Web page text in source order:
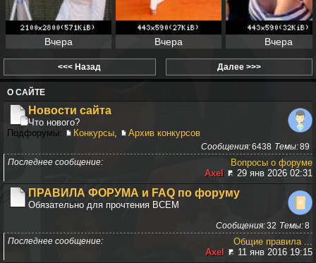
Вчера Вчера Вчера
<<< Назад Далее >>>
О САЙТЕ
Новости сайта
Что нового?
Подфорумы:
Конкурсы, Архив конкурсов
89
Темы
6438
Сообщения
Последнее сообщение
Вопросы о форуме
Axel
29 янв 2026 02:31
ПРАВИЛА ФОРУМА и FAQ по форуму
Обязательно для прочтения ВСЕМ
8
Темы
32
Сообщения
Последнее сообщение
Общие правила ...
Axel
11 янв 2016 19:15